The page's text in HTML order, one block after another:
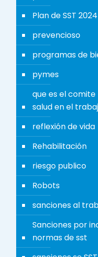
Plan de SST 2024
prevencioso
programas de
pymes
que es el
salud en el
reflexión de vida
Rehabilitación
riesgo publico
Robots
sanciones al
Sanciones por
normas de sst